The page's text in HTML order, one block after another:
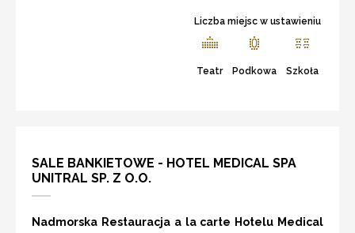
Liczba miejsc w ustawieniu
Teatr Podkowa Szkoła
SALE BANKIETOWE - HOTEL MEDICAL SPA
UNITRAL SP. Z O.O.
Nadmorska Restauracja a la carte Hotelu Medical